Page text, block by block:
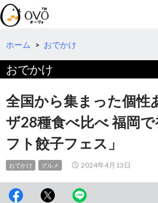
検
索
コ
テ
ツ
へ
動
ホーム > おでかけ
おでかけ
全国から集まった個性
ザ28種食べ比べ 福岡
フト餃子フェス」
おでかけ グルメ 2024年4月13日